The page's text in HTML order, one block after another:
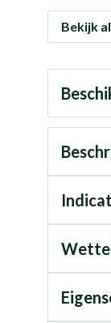
Bekijk